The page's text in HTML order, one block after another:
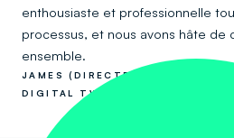
enthousiaste et professionnelle
processus, et nous avons hâte de
ensemble.
JAMES (DIRECTEUR DE
DIGITAL TWIN